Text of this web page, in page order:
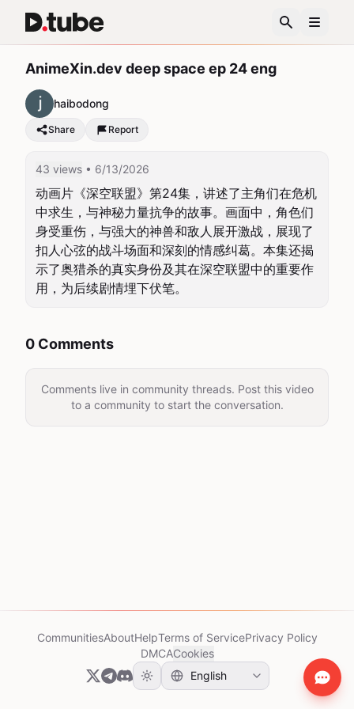
AnimeXin.dev deep space ep 24 eng
haibodong
Share Report
43 views • 6/13/2026
动画片《深空联盟》第24集，讲述了主角们在危机
中求生，与神秘力量抗争的故事。画面中，角色们
身受重伤，与强大的神兽和敌人展开激战，展现了
扣人心弦的战斗场面和深刻的情感纠葛。本集还揭
示了奥猎杀的真实身份及其在深空联盟中的重要作
用，为后续剧情埋下伏笔。
0 Comments
Comments live in community threads. Post this video
to a community to start the conversation.
CommunitiesAboutHelpTerms of ServicePrivacy Policy
DMCACookies